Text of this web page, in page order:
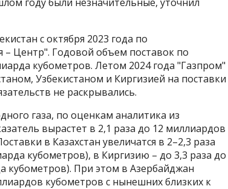
с октября 2023 года по
– Центр". Годовой объем поставок по
кубометров. Летом 2024 года "Газпром"
Узбекистаном и Киргизией на поставки
не раскрывались.
газа, по оценкам аналитика из
вырастет в 2,1 раза до 12 миллиардов
в Казахстан увеличатся в 2–2,3 раза
кубометров), в Киргизию – до 3,3 раза до
кубометров). При этом в Азербайджан
кубометров с нынешних близких к